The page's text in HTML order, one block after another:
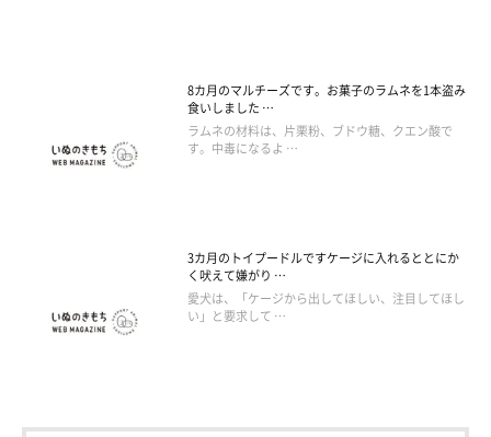
8カ月のマルチーズです。お菓子のラムネを1本盗み
食いしました …
ラムネの材料は、片栗粉、ブドウ糖、クエン酸で
す。中毒になるよ …
3カ月のトイプードルですケージに入れるととにか
く吠えて嫌がり …
愛犬は、「ケージから出してほしい、注目してほし
い」と要求して …